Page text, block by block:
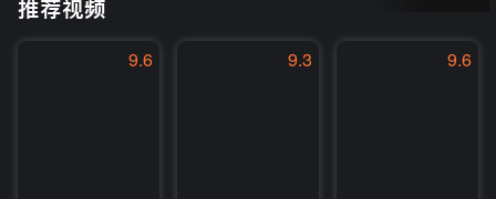
推荐视频
9.6 9.3 9.6